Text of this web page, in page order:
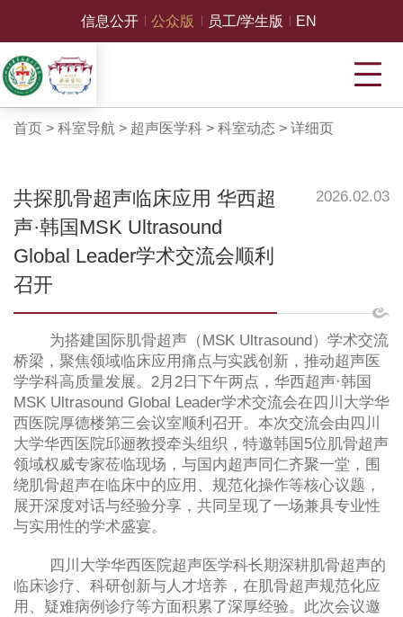
信息公开 公众版 员工/学生版 EN
首页 > 科室导航> 超声医学科> 科室动态 > 详细页
共探肌骨超声临床应用 华西超
声·韩国MSK Ultrasound
Global Leader学术交流会顺利
召开
2026.02.03
为搭建国际肌骨超声（ MSK Ultrasound）学术交流
桥梁，聚焦领域临床应用痛点与实践创新，推动超声医
学学科高质量发展。 2月 2日下午两点，华西超声·韩国
MSK Ultrasound Global Leader学术交流会在四川大学华
西医院厚德楼第三会议室顺利召开。本次交流会由四川
大学华西医院邱逦教授牵头组织，特邀韩国 5位肌骨超声
领域权威专家莅临现场，与国内超声同仁齐聚一堂，围
绕肌骨超声在临床中的应用、规范化操作等核心议题，
展开深度对话与经验分享，共同呈现了一场兼具专业性
与实用性的学术盛宴。
四川大学华西医院超声医学科长期深耕肌骨超声的
临床诊疗、科研创新与人才培养，在肌骨超声规范化应
用、疑难病例诊疗等方面积累了深厚经验。此次会议邀